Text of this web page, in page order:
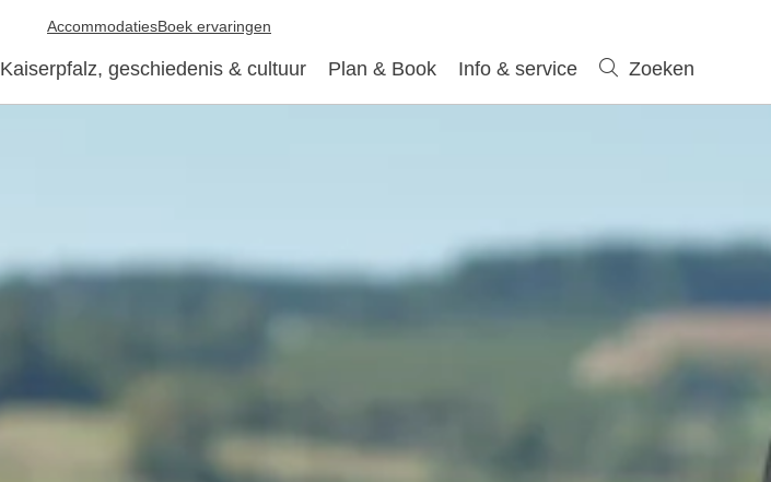
Kaiserpfalz, geschiedenis & cultuur Plan & Book Info & service Zoeken
AccommodatiesBoek ervaringen